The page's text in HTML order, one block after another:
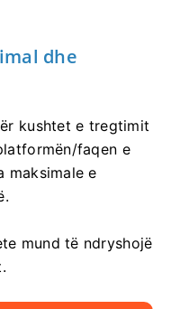
dhe
kushtet e tregtimit
faqen e
maksimale e
mund të ndryshojë